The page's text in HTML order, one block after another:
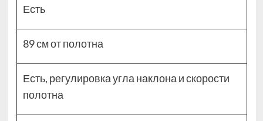
Есть
89 см от полотна
Есть, регулировка угла наклона и скорости
полотна